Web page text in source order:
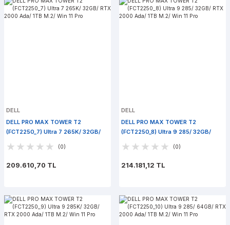
DELL
DELL PRO MAX TOWER T2
(FCT2250_7) Ultra 7 265K/ 32GB/
(0)
209.610,70 TL
DELL
DELL PRO MAX TOWER T2
(FCT2250_8) Ultra 9 285/ 32GB/
(0)
214.181,12 TL